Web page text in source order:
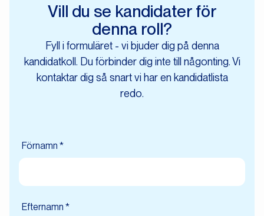
Vill du se kandidater för
denna roll?
Fyll i formuläret - vi bjuder dig på denna
kandidatkoll. Du förbinder dig inte till någonting. Vi
kontaktar dig så snart vi har en kandidatlista
redo.
Förnamn *
Efternamn *